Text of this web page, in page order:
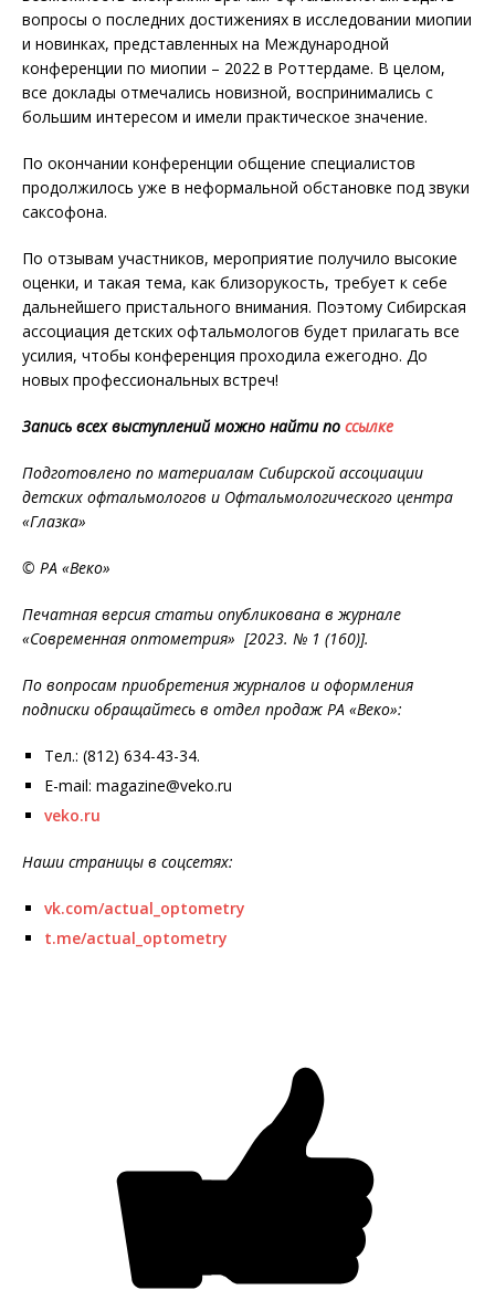
вопросы о последних достижениях в исследовании миопии
и новинках, представленных на Международной
конференции по миопии – 2022 в Роттердаме. В целом,
все доклады отмечались новизной, воспринимались с
большим интересом и имели практическое значение.
По окончании конференции общение специалистов
продолжилось уже в неформальной обстановке под звуки
саксофона.
По отзывам участников, мероприятие получило высокие
оценки, и такая тема, как близорукость, требует к себе
дальнейшего пристального внимания. Поэтому Сибирская
ассоциация детских офтальмологов будет прилагать все
усилия, чтобы конференция проходила ежегодно. До
новых профессиональных встреч!
Запись всех выступлений можно найти по ссылке
Подготовлено по материалам Сибирской ассоциации
детских офтальмологов и Офтальмологического центра
«Глазка»
© РА «Веко»
Печатная версия статьи опубликована в журнале
«Современная оптометрия» [2023. № 1 (160)].
По вопросам приобретения журналов и оформления
подписки обращайтесь в отдел продаж РА «Веко»:
Тел.: (812) 634-43-34.
E-mail: magazine@veko.ru
veko.ru
Наши страницы в соцсетях:
vk.com/actual_optometry
t.me/actual_optometry